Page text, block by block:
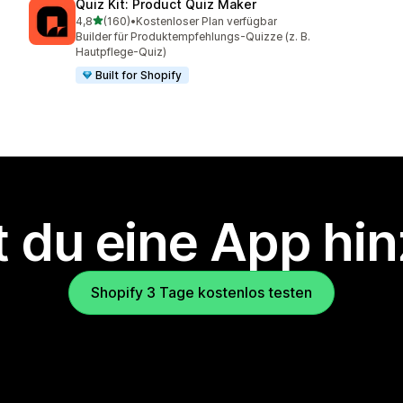
Quiz Kit: Product Quiz Maker
4,8von 5 Sternen
(160)
160 Rezensionen insgesamt
•Kostenloser Plan verfügbar
Builder für Produktempfehlungs-Quizze (z. B.
Hautpflege-Quiz)
Built for Shopify
du eine App
Shopify 3 Tage kostenlos testen